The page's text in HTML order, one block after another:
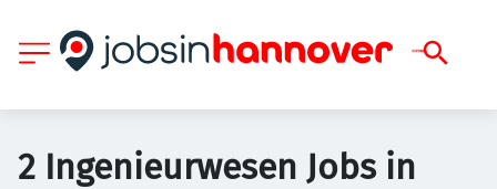
2 Ingenieurwesen Jobs in